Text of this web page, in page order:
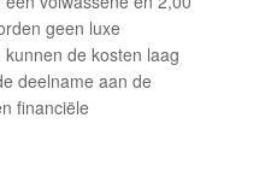
geen luxe
de kosten laag
deelname aan de
financiële